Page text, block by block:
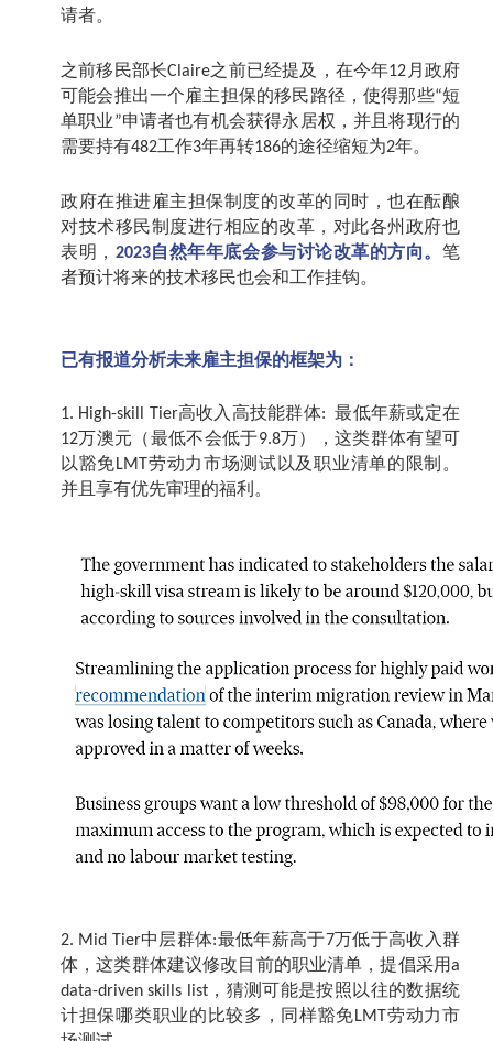
请者。
之前移民部长Claire之前已经提及，在今年12 月政府
可能会推出一个雇主担保的移民路径，使得那些“短
单职业”申请者也有机会获得永居权，并且将现行的
需要持有482工作3年再转186的途径缩短为2年。
政府在推进雇主担保制度的改革的同时，也在酝酿
对技术移民制度进行相应的改革，对此各州政府也
表明， 2023自然年年底会参与讨论改革的方向。笔
者预计将来的技术移民也会和工作挂钩。
已有报道分析未来雇主担保的框架为：
1. High-skill Tier高收入高技能群体:最低年薪或定在
12万澳元（最低不会低于9.8万），这类群体有望可
以豁免LMT 劳动力市场测试以及职业清单的限制。
并且享有优先审理的福利。
2. Mid Tier中层群体:最低年薪高于7万低于高收入群
体，这类群体建议修改目前的职业清单，提倡采用a
data-driven skills list，猜测可能是按照以往的数据统
计担保哪类职业的比较多，同样豁免LMT 劳动力市